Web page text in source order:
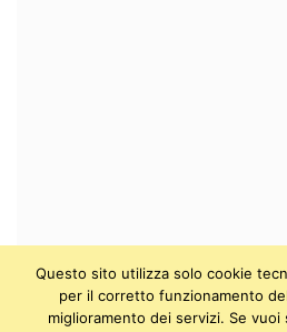
Questo sito utilizza solo cookie
per il corretto funzionamento
miglioramento dei servizi. Se vuoi